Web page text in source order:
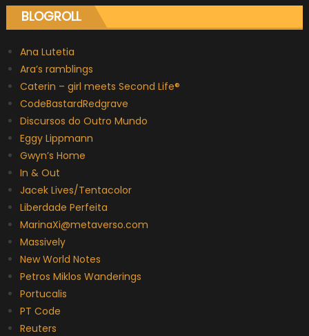
BLOGROLL
Ana Lutetia
Ara’s ramblings
Caterin – girl meets Second Life®
CodeBastardRedgrave
Discursos do Outro Mundo
Eggy Lippmann
Gwyn’s Home
In & Out
Jacek Lives/Tentacolor
Liberdade Perfeita
MarinaXi@metaverso.com
Massively
New World Notes
Petros Miklos Wanderings
Portucalis
PT Code
Reuters